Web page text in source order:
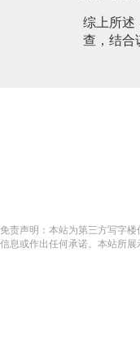
综上所述
查，结合
免责声明：本站为第三方写字
信息或作出任何承诺。本站所